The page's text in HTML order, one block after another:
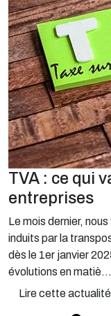
TVA : ce qui
entreprises
Le mois dernier,
induits par la
dès le 1er janvier
évolutions en matiè...
Lire cette actualité